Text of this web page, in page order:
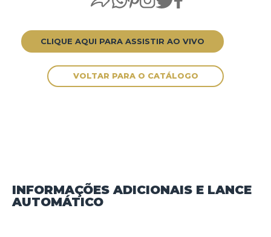
INFORMAÇÕES ADICIONAIS E LANCE
AUTOMÁTICO
CLIQUE AQUI PARA ASSISTIR AO VIVO